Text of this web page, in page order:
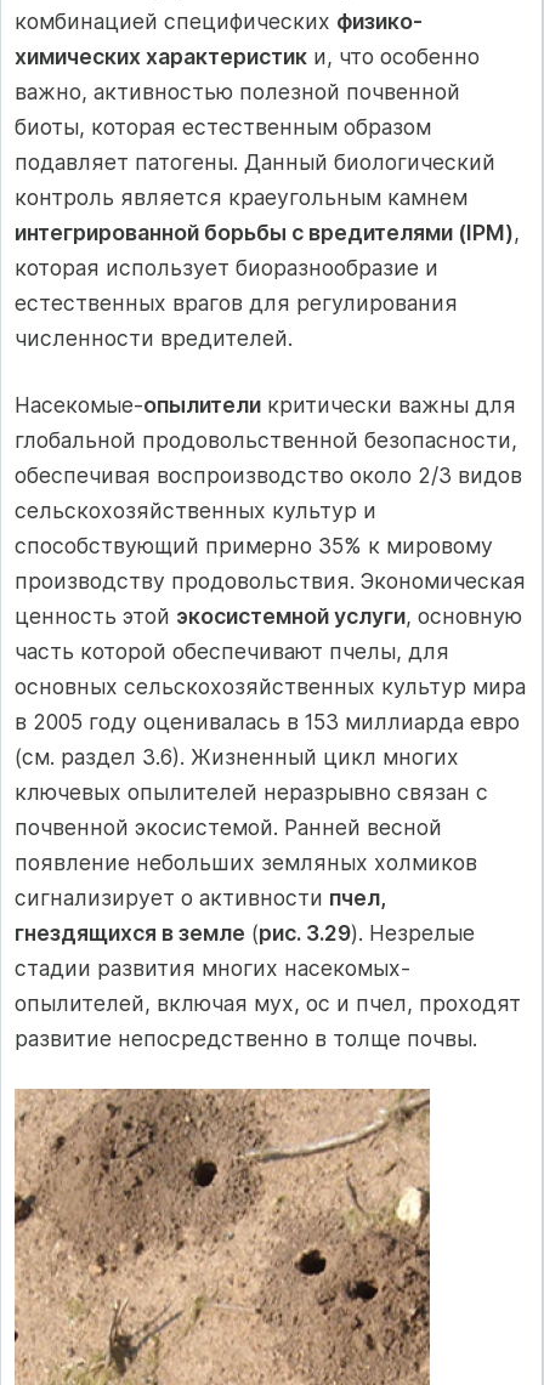
комбинацией специфических физико-
химических характеристик и, что особенно
важно, активностью полезной почвенной
биоты, которая естественным образом
подавляет патогены. Данный биологический
контроль является краеугольным камнем
интегрированной борьбы с вредителями (IPM),
которая использует биоразнообразие и
естественных врагов для регулирования
численности вредителей.
Насекомые-опылители критически важны для
глобальной продовольственной безопасности,
обеспечивая воспроизводство около 2/3 видов
сельскохозяйственных культур и
способствующий примерно 35% к мировому
производству продовольствия. Экономическая
ценность этой экосистемной услуги, основную
часть которой обеспечивают пчелы, для
основных сельскохозяйственных культур мира
в 2005 году оценивалась в 153 миллиарда евро
(см. раздел 3.6). Жизненный цикл многих
ключевых опылителей неразрывно связан с
почвенной экосистемой. Ранней весной
появление небольших земляных холмиков
сигнализирует о активности пчел,
гнездящихся в земле (рис. 3.29). Незрелые
стадии развития многих насекомых-
опылителей, включая мух, ос и пчел, проходят
развитие непосредственно в толще почвы.